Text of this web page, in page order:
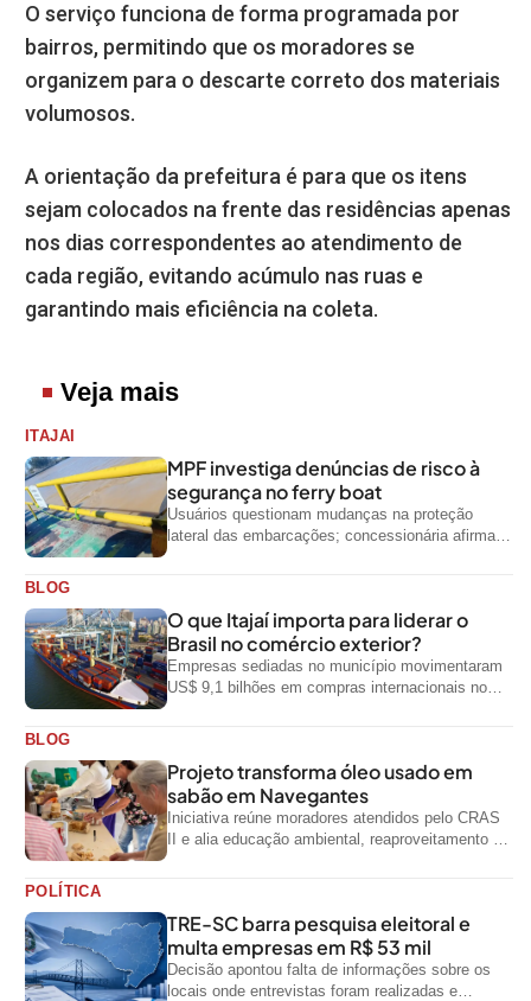
O serviço funciona de forma programada por
bairros, permitindo que os moradores se
organizem para o descarte correto dos materiais
volumosos.
A orientação da prefeitura é para que os itens
sejam colocados na frente das residências apenas
nos dias correspondentes ao atendimento de
cada região, evitando acúmulo nas ruas e
garantindo mais eficiência na coleta.
Veja mais
ITAJAI
MPF investiga denúncias de risco à
segurança no ferry boat
Usuários questionam mudanças na proteção
lateral das embarcações; concessionária afirma
BLOG
O que Itajaí importa para liderar o
Brasil no comércio exterior?
Empresas sediadas no município movimentaram
US$ 9,1 bilhões em compras internacionais no
BLOG
Projeto transforma óleo usado em
sabão em Navegantes
Iniciativa reúne moradores atendidos pelo CRAS
II e alia educação ambiental, reaproveitamento de
POLÍTICA
TRE-SC barra pesquisa eleitoral e
multa empresas em R$ 53 mil
Decisão apontou falta de informações sobre os
locais onde entrevistas foram realizadas e